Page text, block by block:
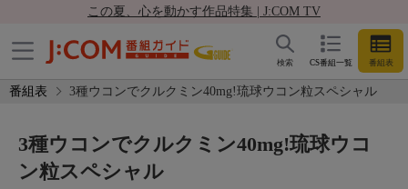
この夏、心を動かす作品特集 | J:COM TV
CS番組一覧 番組表
検索
番組表 3種ウコンでクルクミン40mg!琉球ウコン粒スペシャル
3種ウコンでクルクミン40mg!琉球ウコ
ン粒スペシャル